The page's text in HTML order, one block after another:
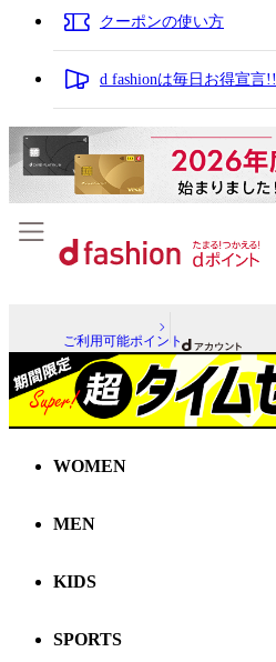
クーポンの使い方
d fashionは毎日お得宣言!!
ご利用可能ポイント
WOMEN
MEN
KIDS
SPORTS